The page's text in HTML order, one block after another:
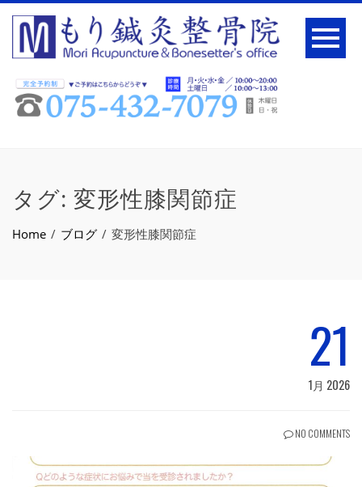
タグ: 変形性膝関節症
Home ブログ 変形性膝関節症
21
1月 2026
NO COMMENTS